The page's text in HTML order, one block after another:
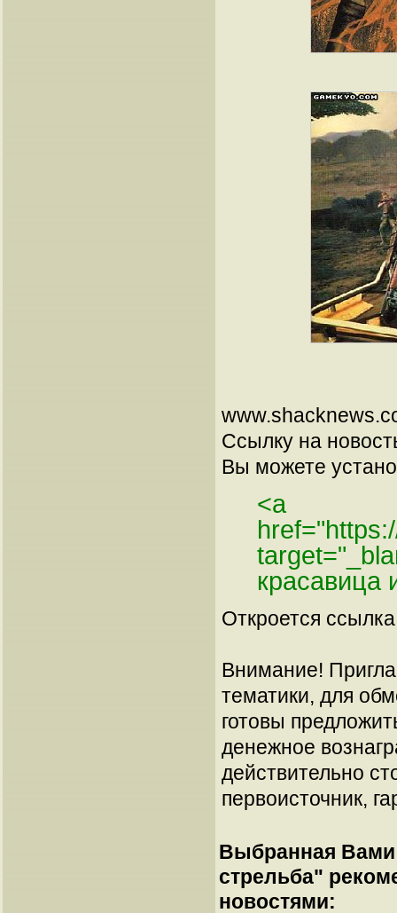
Ссылку на
Вы можете
<a
красавица
Откроется
Внимание!
тематики, для
готовы
денежное
действительно
первоисточник,
Выбранная Вами
стрельба"
новостями: